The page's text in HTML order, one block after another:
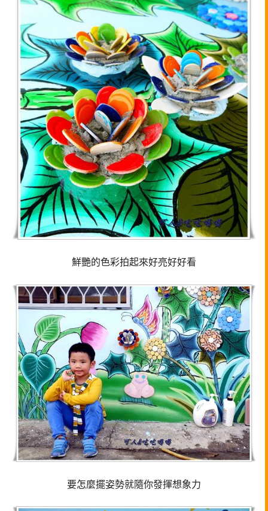
鮮艷的色彩拍起來好亮好好看
要怎麼擺姿勢就隨你發揮想象力